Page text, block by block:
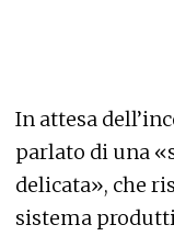
In attesa
parlato di una
delicata», che
sistema